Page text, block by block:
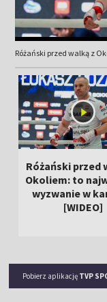
Różański przed walką z
Różański przed
Okoliem: to
wyzwanie w
[WIDEO]
Pobierz aplikację TVP